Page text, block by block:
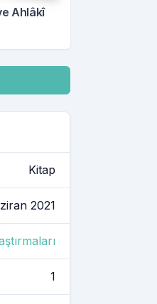
Ahlâkî
Kitap
2021
1